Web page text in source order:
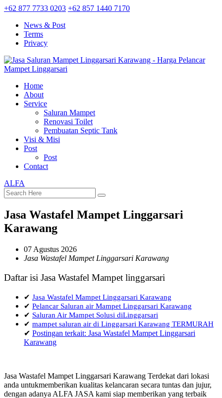
+62 877 7733 0203 +62 857 1440 7170
News & Post
Terms
Privacy
Home
About
Service
Saluran Mampet
Renovasi Toilet
Pembuatan Septic Tank
Visi & Misi
Post
Post
Contact
ALFA
Jasa Wastafel Mampet Linggarsari
Karawang
07 Agustus 2026
Jasa Wastafel Mampet Linggarsari Karawang
Daftar isi Jasa Wastafel Mampet linggarsari
✔ Jasa Wastafel Mampet Linggarsari Karawang
✔ Pelancar Saluran air Mampet Linggarsari Karawang
✔ Saluran Air Mampet Solusi diLinggarsari
✔ mampet saluran air di Linggarsari Karawang TERMURAH
✔ Postingan terkait: Jasa Wastafel Mampet Linggarsari
Karawang
Jasa Wastafel Mampet Linggarsari Karawang Terdekat dari lokasi
anda untukmemberikan kualitas kelancaran secara tuntas dan jujur,
dengan adanya ALFA JASA kami siap memberikan yang terbaik